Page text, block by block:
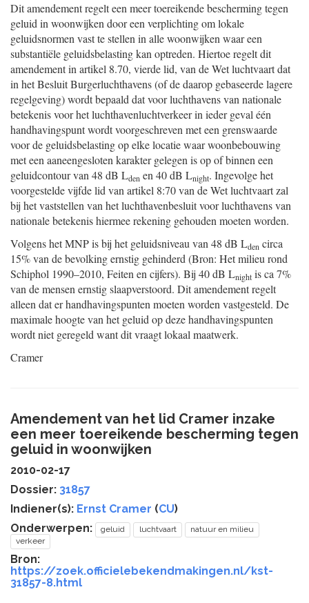
Dit amendement regelt een meer toereikende bescherming tegen
geluid in woonwijken door een verplichting om lokale
geluidsnormen vast te stellen in alle woonwijken waar een
substantiële geluidsbelasting kan optreden. Hiertoe regelt dit
amendement in artikel 8.70, vierde lid, van de Wet luchtvaart dat
in het Besluit Burgerluchthavens (of de daarop gebaseerde lagere
regelgeving) wordt bepaald dat voor luchthavens van nationale
betekenis voor het luchthavenluchtverkeer in ieder geval één
handhavingspunt wordt voorgeschreven met een grenswaarde
voor de geluidsbelasting op elke locatie waar woonbebouwing
met een aaneengesloten karakter gelegen is op of binnen een
geluidcontour van 48 dB Lden en 40 dB Lnight. Ingevolge het
voorgestelde vijfde lid van artikel 8:70 van de Wet luchtvaart zal
bij het vaststellen van het luchthavenbesluit voor luchthavens van
nationale betekenis hiermee rekening gehouden moeten worden.
Volgens het MNP is bij het geluidsniveau van 48 dB Lden circa
15% van de bevolking ernstig gehinderd (Bron: Het milieu rond
Schiphol 1990–2010, Feiten en cijfers). Bij 40 dB Lnight is ca 7%
van de mensen ernstig slaapverstoord. Dit amendement regelt
alleen dat er handhavingspunten moeten worden vastgesteld. De
maximale hoogte van het geluid op deze handhavingspunten
wordt niet geregeld want dit vraagt lokaal maatwerk.
Cramer
Amendement van het lid Cramer inzake
een meer toereikende bescherming tegen
geluid in woonwijken
2010-02-17
Dossier: 31857
Indiener(s): Ernst Cramer (CU)
Onderwerpen:
geluid luchtvaart
natuur en milieu
verkeer
Bron:
https://zoek.officielebekendmakingen.nl/kst-
31857-8.html